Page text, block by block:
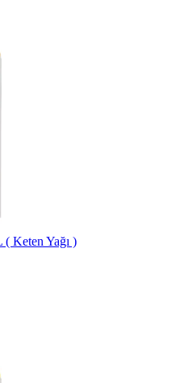
Keten Yağı )